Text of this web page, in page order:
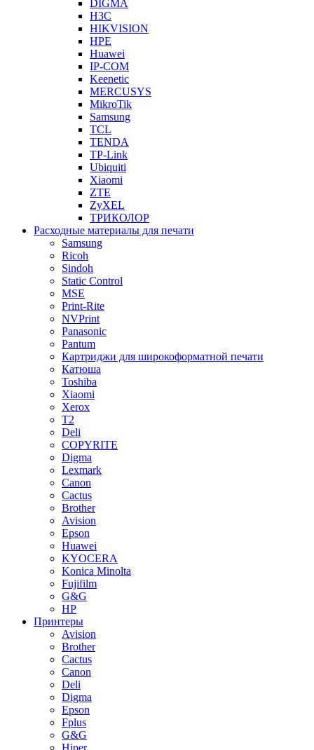
DIGMA
H3C
HIKVISION
HPE
Huawei
IP-COM
Keenetic
MERCUSYS
MikroTik
Samsung
TCL
TENDA
TP-Link
Ubiquiti
Xiaomi
ZTE
ZyXEL
ТРИКОЛОР
Расходные материалы для печати
Samsung
Ricoh
Sindoh
Static Control
MSE
Print-Rite
NVPrint
Panasonic
Pantum
Картриджи для широкоформатной печати
Катюша
Toshiba
Xiaomi
Xerox
T2
Deli
COPYRITE
Digma
Lexmark
Canon
Cactus
Brother
Avision
Epson
Huawei
KYOCERA
Konica Minolta
Fujifilm
G&G
HP
Принтеры
Avision
Brother
Cactus
Canon
Deli
Digma
Epson
Fplus
G&G